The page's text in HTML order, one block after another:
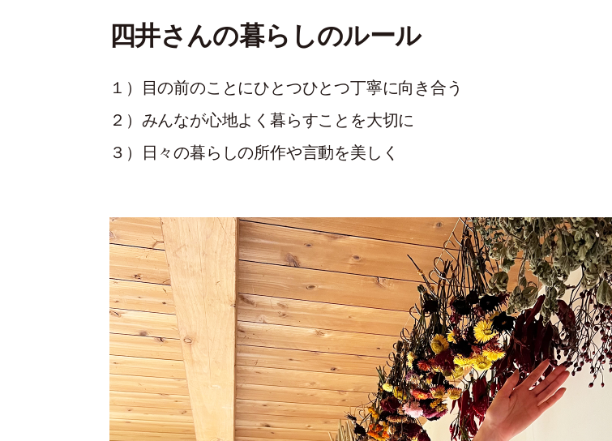
四井さんの暮らしのルール
１）目の前のことにひとつひとつ丁寧に向き合う
２）みんなが心地よく暮らすことを大切に
３）日々の暮らしの所作や言動を美しく